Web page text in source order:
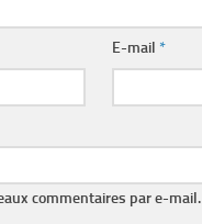
E-mail*
commentaires par e-mail.